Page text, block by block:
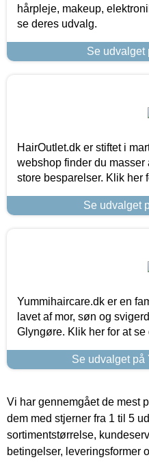
hårpleje, makeup,
se deres udvalg.
Se udvalget
HairOutlet.dk er stiftet i
webshop finder du masser
store besparelser. Klik her
Se udvalget
Yummihaircare.dk er en
lavet af mor, søn og
Glyngøre. Klik her for at se
Se udvalget på
Vi har gennemgået de mest
dem med stjerner fra 1 til 5
sortimentstørrelse,
betingelser, leveringsformer